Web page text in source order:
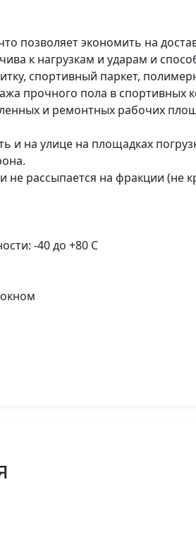
позволяет экономить на
к нагрузкам и ударам и
спортивный паркет,
прочного пола в спортивных
и ремонтных рабочих
на улице на площадках
не рассыпается на фракции (не
-40 до +80 С